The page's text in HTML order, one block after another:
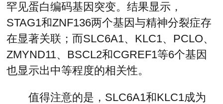
罕见蛋白编码基因突变。结果显示，
STAG1和ZNF136两个基因与精神分裂症存
在显著关联；而SLC6A1、KLC1、PCLO、
ZMYND11、BSCL2和CGREF1等6个基因
也显示出中等程度的相关性。
值得注意的是，SLC6A1和KLC1成为